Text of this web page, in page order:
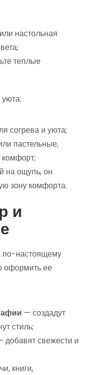
настольная
теплые
согрева и уюта;
пастельные,
комфорт;
на ощупь, он
зону комфорта.
и
по-настоящему
оформить ее
— создадут
стиль;
добавят свежести и
книги,